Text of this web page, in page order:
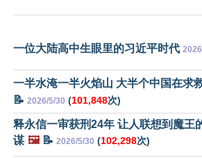
一位大陆高中生眼里的习近平时代
一半水淹一半火焰山 大半个中国在求
📝 2026/5/30 (101,848次)
释永信一审获刑24年 让人联想到魔王
谋 🖼️📝 2026/5/30 (102,298次)